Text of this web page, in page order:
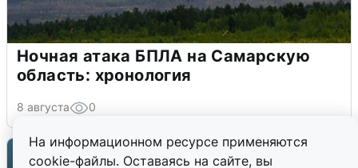
На информационном ресурсе применяются
cookie-файлы. Оставаясь на сайте, вы
Ночная атака БПЛА на Самарскую
область: хронология
8 августа 0